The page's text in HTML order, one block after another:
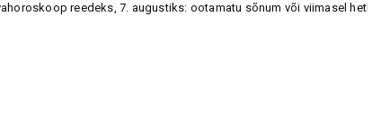
7. augustiks: ootamatu sõnum või viimasel hetkel saabuv kutse